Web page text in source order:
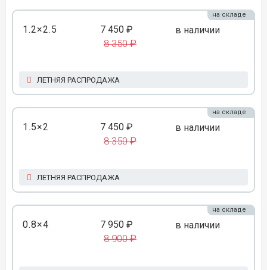
1.2×2.5 7 450 ₽
8 350 ₽
в наличии
на складе
ЛЕТНЯЯ РАСПРОДАЖА
1.5×2 7 450 ₽
8 350 ₽
в наличии
на складе
ЛЕТНЯЯ РАСПРОДАЖА
0.8×4 7 950 ₽
8 900 ₽
в наличии
на складе